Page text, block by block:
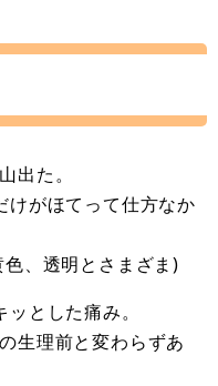
出た。
けがほてって仕方なか
、透明とさまざま)
とした痛み。
生理前と変わらずあ